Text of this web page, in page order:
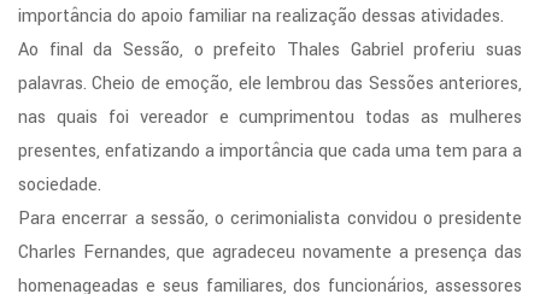
importância do apoio familiar na realização dessas atividades.
Ao final da Sessão, o prefeito Thales Gabriel proferiu suas
palavras. Cheio de emoção, ele lembrou das Sessões anteriores,
nas quais foi vereador e cumprimentou todas as mulheres
presentes, enfatizando a importância que cada uma tem para a
sociedade.
Para encerrar a sessão, o cerimonialista convidou o presidente
Charles Fernandes, que agradeceu novamente a presença das
homenageadas e seus familiares, dos funcionários, assessores